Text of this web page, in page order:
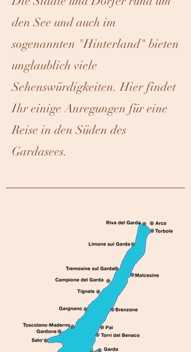
den See und auch im
sogenannten "Hinterland" bieten
unglaublich viele
Sehenswürdigkeiten. Hier findet
Ihr einige Anregungen für eine
Reise in den Süden des
Gardasees.